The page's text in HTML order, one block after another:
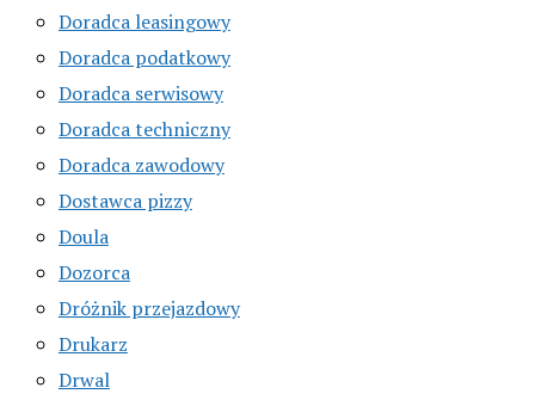
Doradca leasingowy
Doradca podatkowy
Doradca serwisowy
Doradca techniczny
Doradca zawodowy
Dostawca pizzy
Doula
Dozorca
Dróżnik przejazdowy
Drukarz
Drwal